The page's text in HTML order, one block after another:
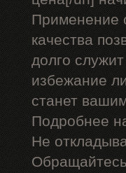
Применение
качества
долго
избежание
станет
Подробнее
Не